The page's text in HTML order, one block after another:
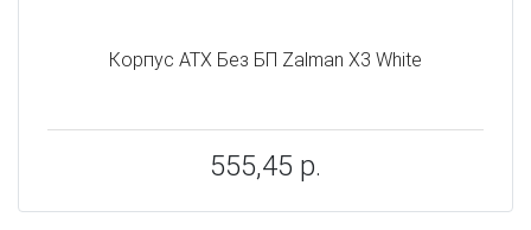
Корпус ATX Без БП Zalman X3 White
555,45 р.